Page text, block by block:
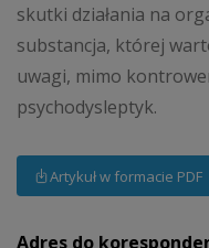
skutki działania na
substancja, której
uwagi, mimo
psychodysleptyk.
Artykuł w formacie PDF
Adres do